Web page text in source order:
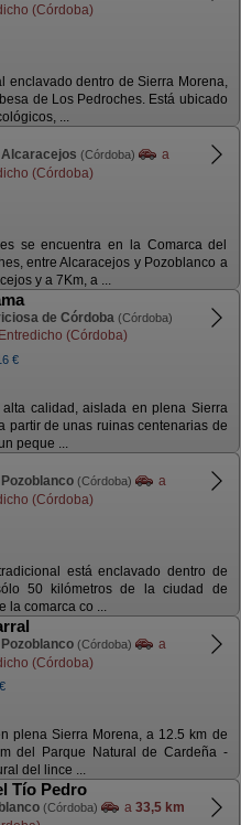
(Córdoba)
enclavado dentro de Sierra Morena,
de Los Pedroches. Está ubicado
...
Alcaracejos (Córdoba)
a
(Córdoba)
se encuentra en la Comarca del
entre Alcaracejos y Pozoblanco a
y a 7Km, a ...
de Córdoba (Córdoba)
(Córdoba)
€
calidad, aislada en plena Sierra
partir de unas ruinas centenarias de
peque ...
Pozoblanco (Córdoba)
a
(Córdoba)
está enclavado dentro de
50 kilómetros de la ciudad de
la comarca co ...
Pozoblanco (Córdoba)
a
(Córdoba)
plena Sierra Morena, a 12.5 km de
del Parque Natural de Cardeña -
del lince ...
Tío Pedro
(Córdoba) a 33,5 km